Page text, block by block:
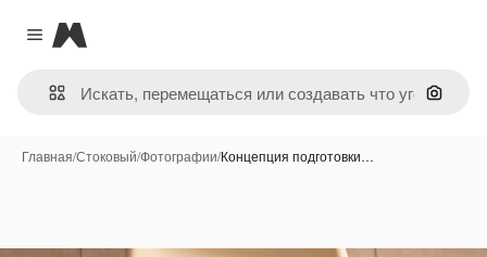
Close menu
Magnific
Поиск
Главная/Стоковый/Фотографии/Концепция подготовки…